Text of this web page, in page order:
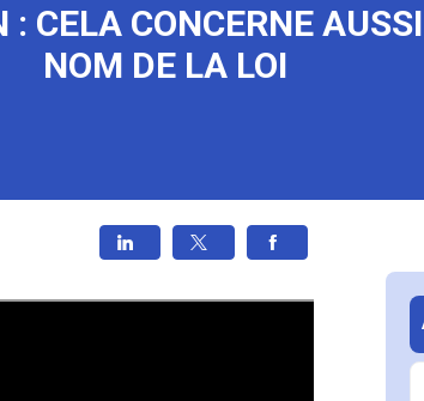
: CELA CONCERNE
NOM DE LA LOI